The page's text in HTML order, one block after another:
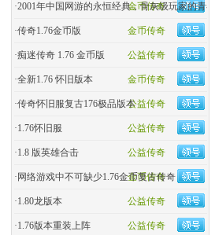
金币传奇
·2001年中国网游的永恒经典，骨灰级玩家的青春
金币传奇
·传奇1.76金币版
公益传奇
·痴迷传奇 1.76 金币版
金币传奇
·全新1.76 怀旧版本
公益传奇
·传奇怀旧服复古176极品版本
公益传奇
·1.76怀旧服
公益传奇
·1.8 版英雄合击
金币传奇
· 网络游戏中不可缺少1.76金币复古传奇
公益传奇
·1.80龙版本
公益传奇
·1.76版本重装上阵